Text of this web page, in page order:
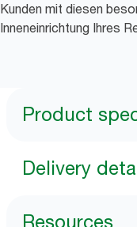
Kunden mit diesen
Inneneinrichtung Ihres
Product
Delivery
Resources